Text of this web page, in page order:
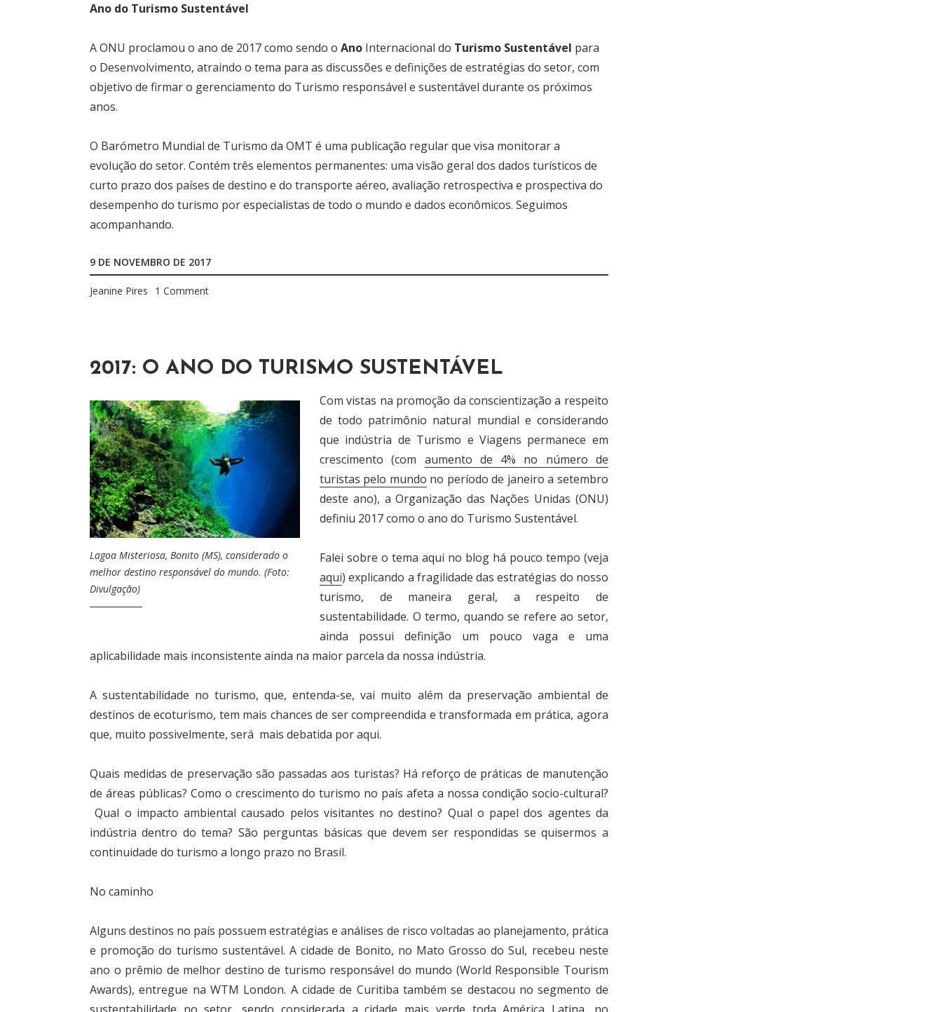
Ano do Turismo Sustentável
A ONU proclamou o ano de 2017 como sendo o Ano Internacional do Turismo Sustentável para
o Desenvolvimento, atraindo o tema para as discussões e definições de estratégias do setor, com
objetivo de firmar o gerenciamento do Turismo responsável e sustentável durante os próximos
anos.
O Barómetro Mundial de Turismo da OMT é uma publicação regular que visa monitorar a
evolução do setor. Contém três elementos permanentes: uma visão geral dos dados turísticos de
curto prazo dos países de destino e do transporte aéreo, avaliação retrospectiva e prospectiva do
desempenho do turismo por especialistas de todo o mundo e dados econômicos. Seguimos
acompanhando.
9 DE NOVEMBRO DE 2017
Jeanine Pires 1 Comment
2017: O ANO DO TURISMO SUSTENTÁVEL
Lagoa Misteriosa, Bonito (MS), considerado o
melhor destino responsável do mundo. (Foto:
Divulgação)
Com vistas na promoção da conscientização a respeito
de todo patrimônio natural mundial e considerando
que indústria de Turismo e Viagens permanece em
crescimento (com aumento de 4% no número de
turistas pelo mundo no período de janeiro a setembro
deste ano), a Organização das Nações Unidas (ONU)
definiu 2017 como o ano do Turismo Sustentável.
Falei sobre o tema aqui no blog há pouco tempo (veja
aqui) explicando a fragilidade das estratégias do nosso
turismo, de maneira geral, a respeito de
sustentabilidade. O termo, quando se refere ao setor,
ainda possui definição um pouco vaga e uma
aplicabilidade mais inconsistente ainda na maior parcela da nossa indústria.
A sustentabilidade no turismo, que, entenda-se, vai muito além da preservação ambiental de
destinos de ecoturismo, tem mais chances de ser compreendida e transformada em prática, agora
que, muito possivelmente, será mais debatida por aqui.
Quais medidas de preservação são passadas aos turistas? Há reforço de práticas de manutenção
de áreas públicas? Como o crescimento do turismo no país afeta a nossa condição socio-cultural?
Qual o impacto ambiental causado pelos visitantes no destino? Qual o papel dos agentes da
indústria dentro do tema? São perguntas básicas que devem ser respondidas se quisermos a
continuidade do turismo a longo prazo no Brasil.
No caminho
Alguns destinos no país possuem estratégias e análises de risco voltadas ao planejamento, prática
e promoção do turismo sustentável. A cidade de Bonito, no Mato Grosso do Sul, recebeu neste
ano o prêmio de melhor destino de turismo responsável do mundo (World Responsible Tourism
Awards), entregue na WTM London. A cidade de Curitiba também se destacou no segmento de